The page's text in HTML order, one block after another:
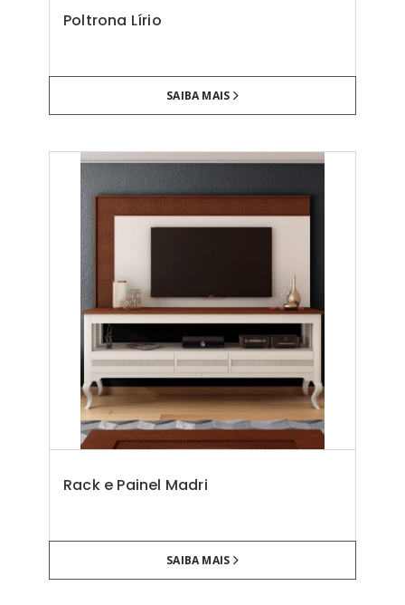
Poltrona Lírio
SAIBA MAIS
Rack e Painel Madri
SAIBA MAIS